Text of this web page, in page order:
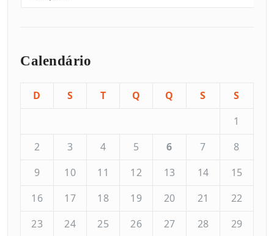
Calendário
D S T Q Q S
S
1
2
3 4 5 6 7
8
9
10 11 12 13 14
15
16
17 18 19 20 21
22
23
24 25 26 27 28 29